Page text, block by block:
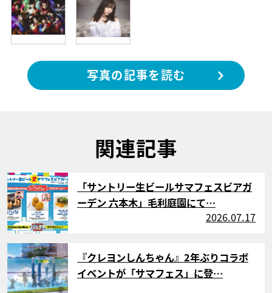
写真の記事を読む
関連記事
サムネイル
「サントリー生ビールサマフェスビアガ
ーデン 六本木」毛利庭園にて…
2026.07.17
サムネイル
『クレヨンしんちゃん』2年ぶりコラボ
イベントが「サマフェス」に登…